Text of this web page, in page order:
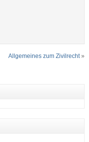
Allgemeines zum Zivilrecht»